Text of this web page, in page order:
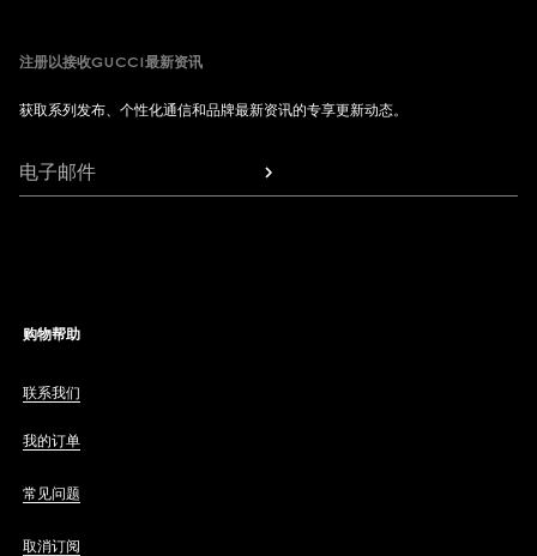
注册以接收GUCCI最新资讯
获取系列发布、个性化通信和品牌最新资讯的专享更新动态。
电子邮件
购物帮助
联系我们
我的订单
常见问题
取消订阅